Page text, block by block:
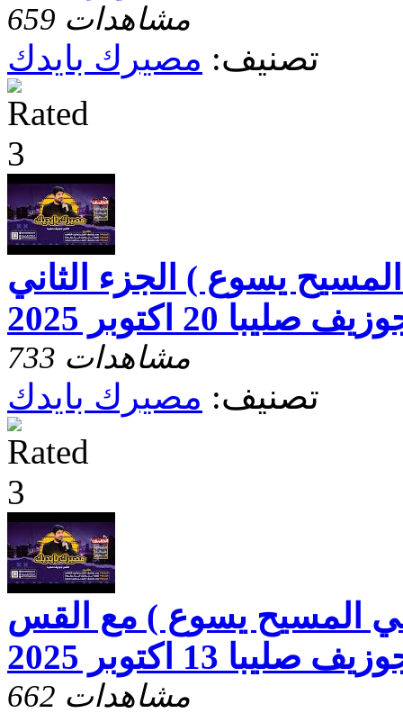
659 مشاهدات
تصنيف: مصيرك بايدك
يسوع ) الجزء الثاني
20 اكتوبر 2025
733 مشاهدات
تصنيف: مصيرك بايدك
المسيح يسوع ) مع القس
صليبا 13 اكتوبر 2025
662 مشاهدات